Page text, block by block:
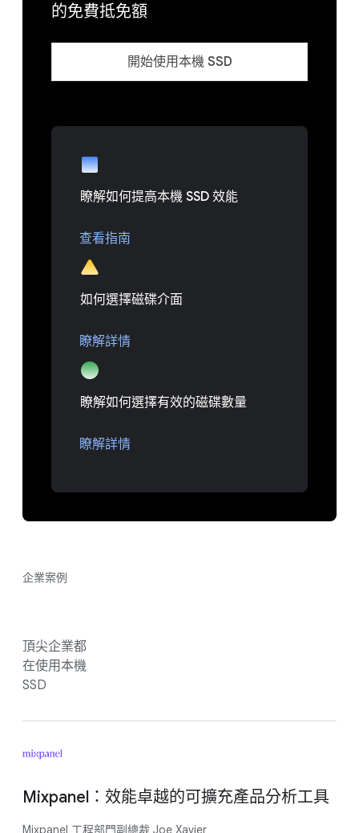
的免費抵免額
開始使用本機 SSD
瞭解如何提高本機 SSD 效能
查看指南
如何選擇磁碟介面
瞭解詳情
瞭解如何選擇有效的磁碟數量
瞭解詳情
企業案例
頂尖企業都
在使用本機
SSD
Mixpanel：效能卓越的可擴充產品分析工具
Mixpanel 工程部門副總裁 Joe Xavier